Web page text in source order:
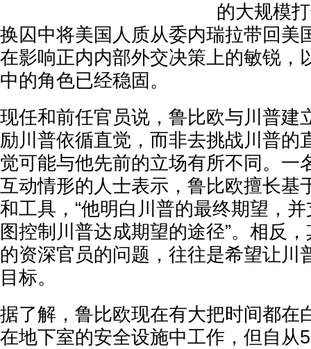
的大规模
换囚中将美国人质从委内瑞拉带回美
在影响正内内部外交决策上的敏锐，
中的角色已经稳固。
现任和前任官员说，鲁比欧与川普建
励川普依循直觉，而非去挑战川普的
觉可能与他先前的立场有所不同。一
互动情形的人士表示，鲁比欧擅长基
和工具，“他明白川普的最终期望，
图控制川普达成期望的途径”。相反
的资深官员的问题，往往是希望让川
目标。
据了解，鲁比欧现在有大把时间都在
在地下室的安全设施中工作，但自从